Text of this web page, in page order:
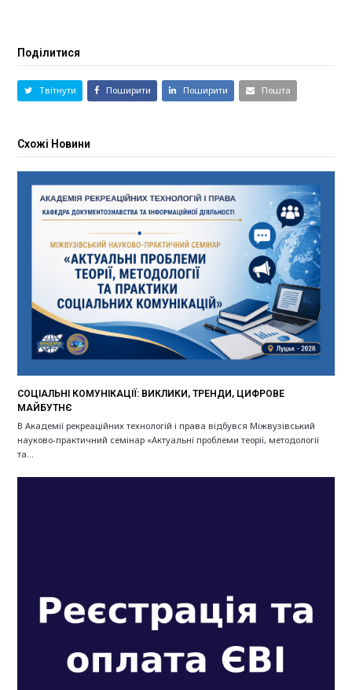
Поділитися
Твітнути Поширити Поширити Пошта
Схожі Новини
СОЦІАЛЬНІ КОМУНІКАЦІЇ: ВИКЛИКИ, ТРЕНДИ, ЦИФРОВЕ
МАЙБУТНЄ
В Академії рекреаційних технологій і права відбувся Міжвузівський
науково-практичний семінар «Актуальні проблеми теорії, методології
та…